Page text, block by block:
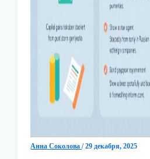
Анна Соколова/29 декабря, 2025